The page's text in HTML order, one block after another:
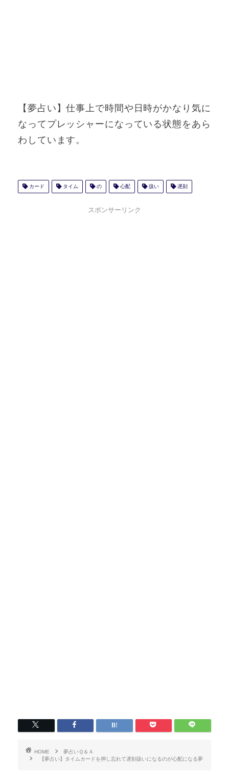
【夢占い】仕事上で時間や日時がかなり気に
なってプレッシャーになっている状態をあら
わしています。
カード タイム の 心配 扱い 遅刻
スポンサーリンク
HOME
夢占いＱ＆Ａ
【夢占い】タイムカードを押し忘れて遅刻扱いになるのが心配になる夢